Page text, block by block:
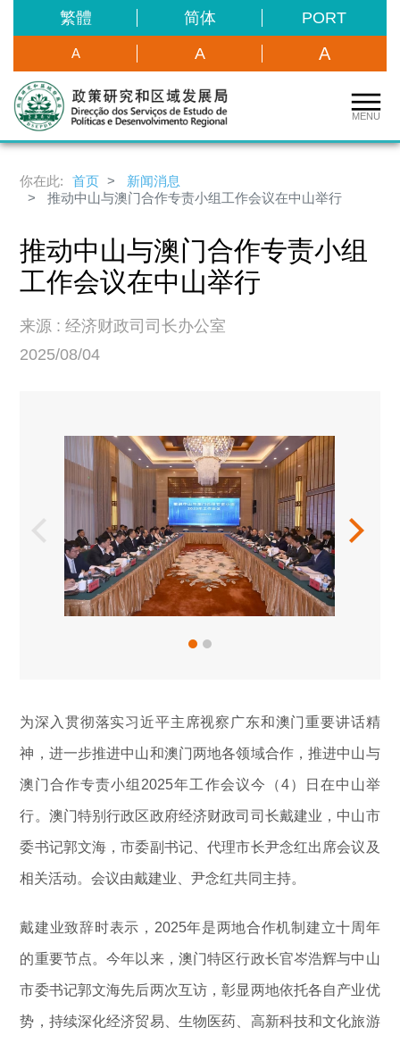
繁體 简体 PORT
A A A
MENU
你在此: 首页
新闻消息
推动中山与澳门合作专责小组工作会议在中山举行
推动中山与澳门合作专责小组
工作会议在中山举行
来源 : 经济财政司司长办公室
2025/08/04
为深入贯彻落实习近平主席视察广东和澳门重要讲话精
神，进一步推进中山和澳门两地各领域合作，推进中山与
澳门合作专责小组2025年工作会议今（4）日在中山举
行。澳门特别行政区政府经济财政司司长戴建业，中山市
委书记郭文海，市委副书记、代理市长尹念红出席会议及
相关活动。会议由戴建业、尹念红共同主持。
戴建业致辞时表示，2025年是两地合作机制建立十周年
的重要节点。今年以来，澳门特区行政长官岑浩辉与中山
市委书记郭文海先后两次互访，彰显两地依托各自产业优
势，持续深化经济贸易、生物医药、高新科技和文化旅游